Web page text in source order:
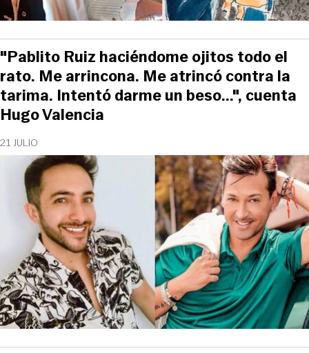
21 JULIO
"Pablito Ruiz haciéndome ojitos todo el
rato. Me arrincona. Me atrincó contra la
tarima. Intentó darme un beso...", cuenta
Hugo Valencia